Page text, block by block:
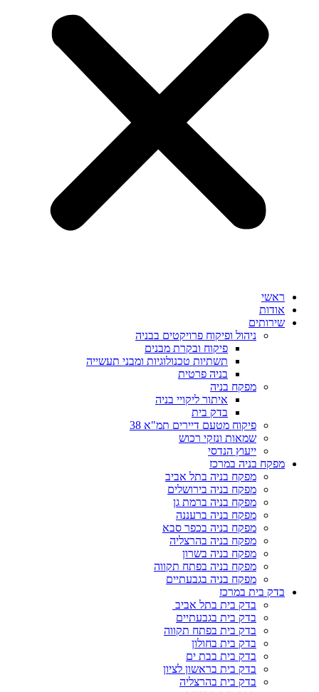
ראשי
אודות
שירותים
ניהול ופיקוח פרויקטים בבניה
פיקוח ובקרת מבנים
תשתיות טכנולוגיות ומבני תעשייה
בניה פרטית
מפקח בניה
איתור ליקויי בניה
בדק בית
פיקוח מטעם דיירים תמ"א 38
שמאות ונזקי רכוש
ייעוץ הנדסי
מפקח בניה במרכז
מפקח בניה בתל אביב
מפקח בניה בירושלים
מפקח בניה ברמת גן
מפקח בניה ברעננה
מפקח בניה בכפר סבא
מפקח בניה בהרצליה
מפקח בניה בשרון
מפקח בניה בפתח תקווה
מפקח בניה בגבעתיים
בדק בית במרכז
בדק בית בתל אביב
בדק בית בגבעתיים
בדק בית בפתח תקווה
בדק בית בחולון
בדק בית בבת ים
בדק בית בראשון לציון
בדק בית בהרצליה